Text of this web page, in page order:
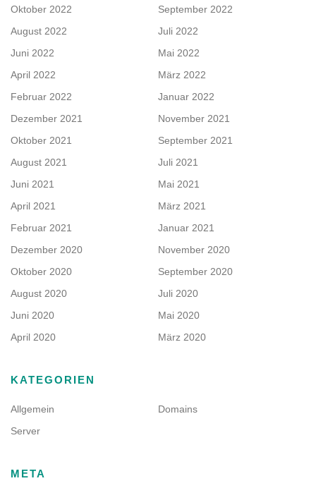
Oktober 2022
September 2022
August 2022
Juli 2022
Juni 2022
Mai 2022
April 2022
März 2022
Februar 2022
Januar 2022
Dezember 2021
November 2021
Oktober 2021
September 2021
August 2021
Juli 2021
Juni 2021
Mai 2021
April 2021
März 2021
Februar 2021
Januar 2021
Dezember 2020
November 2020
Oktober 2020
September 2020
August 2020
Juli 2020
Juni 2020
Mai 2020
April 2020
März 2020
KATEGORIEN
Allgemein
Domains
Server
META